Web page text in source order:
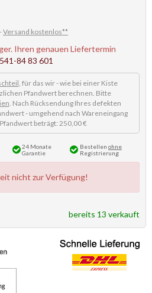
Versand kostenlos**
Ihren genauen Liefertermin
84 83 601
, für das wir - wie bei einer Kiste
Pfandwert berechnen. Bitte
. Nach Rücksendung Ihres defekten
- umgehend nach Wareneingang
beträgt: 250,00 €
24 Monate
Garantie
Bestellen ohne
Registrierung
nicht zur Verfügung!
bereits 13 verkauft